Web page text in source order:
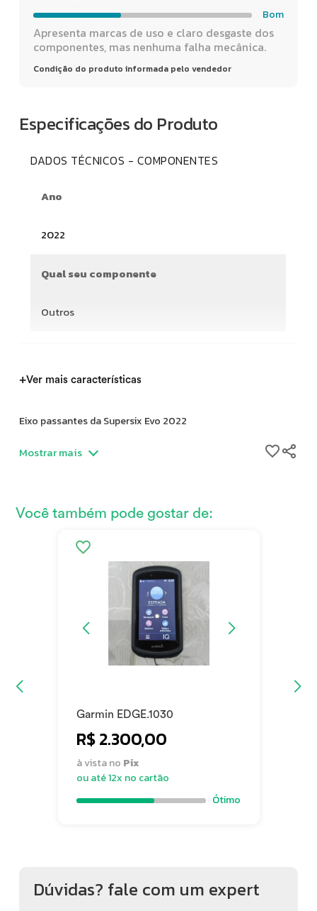
Bom
Apresenta marcas de uso e claro desgaste dos
componentes, mas nenhuma falha mecânica.
Condição do produto informada pelo vendedor
Especificações do Produto
DADOS TÉCNICOS - COMPONENTES
Ano
2022
Qual seu componente
Outros
+Ver mais características
Eixo passantes da Supersix Evo 2022
Frente | K83019
Mostrar mais
Você também pode gostar de:
Garmin EDGE.1030
R$ 2.300,00
à vista no Pix
ou até 12x no cartão
Ótimo
Dúvidas? fale com um expert